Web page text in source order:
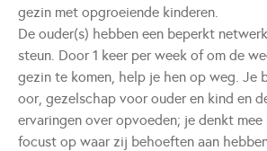
gezin met opgroeiende kinderen.
De ouder(s) hebben een beperkt
steun. Door 1 keer per week of om de
gezin te komen, help je hen op weg. Je
oor, gezelschap voor ouder en kind en
ervaringen over opvoeden; je denkt
focust op waar zij behoeften aan